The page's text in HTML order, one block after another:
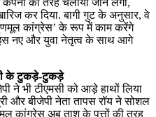
कर दिया. बागी गुट के अनुसार, वे
कांग्रेस’ के रूप में काम करेंगे
इस नए और युवा नेतृत्व के साथ आगे
के टुकड़े-टुकड़े
ने भी टीएमसी को आड़े हाथों लिया
और बीजेपी नेता तापस रॉय ने सोशल
कांग्रेस अब ताश के पत्तों की तरह